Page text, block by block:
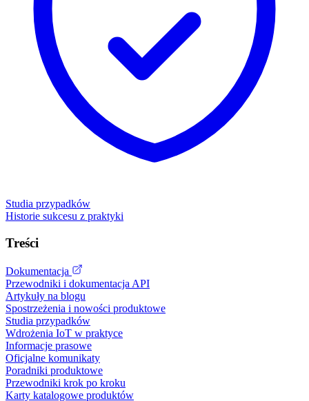
Studia przypadków
Historie sukcesu z praktyki
Treści
Dokumentacja
Przewodniki i dokumentacja API
Artykuły na blogu
Spostrzeżenia i nowości produktowe
Studia przypadków
Wdrożenia IoT w praktyce
Informacje prasowe
Oficjalne komunikaty
Poradniki produktowe
Przewodniki krok po kroku
Karty katalogowe produktów